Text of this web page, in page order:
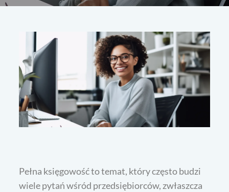
Pełna księgowość to temat, który często budzi
wiele pytań wśród przedsiębiorców, zwłaszcza